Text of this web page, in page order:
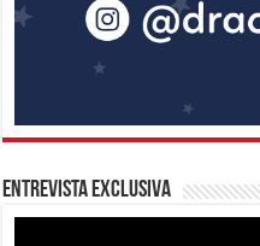
Entrevista Exclusiva